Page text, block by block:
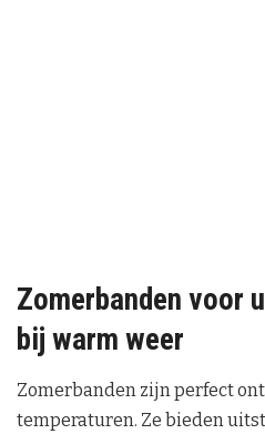
Zomerbanden voor
bij warm weer
Zomerbanden zijn perfect
temperaturen. Ze bieden